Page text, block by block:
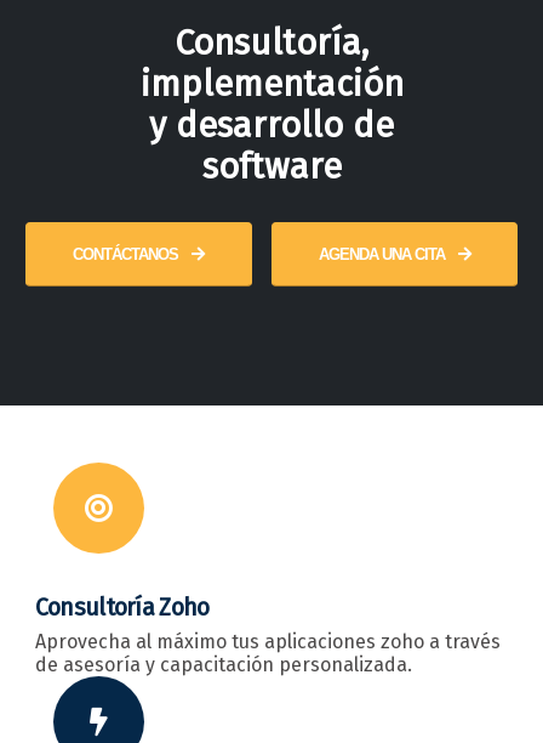
Consultoría,
implementación
y desarrollo de
software
CONTÁCTANOS AGENDA UNA CITA
Consultoría Zoho
Aprovecha al máximo tus aplicaciones zoho a través
de asesoría y capacitación personalizada.